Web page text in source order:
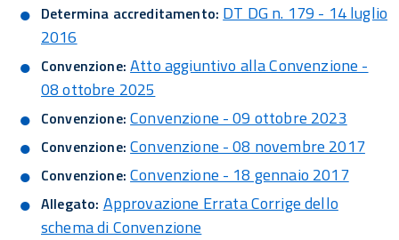
Determina accreditamento: DT DG n. 179 - 14 luglio
2016
Convenzione: Atto aggiuntivo alla Convenzione -
08 ottobre 2025
Convenzione: Convenzione - 09 ottobre 2023
Convenzione: Convenzione - 08 novembre 2017
Convenzione: Convenzione - 18 gennaio 2017
Allegato: Approvazione Errata Corrige dello
schema di Convenzione